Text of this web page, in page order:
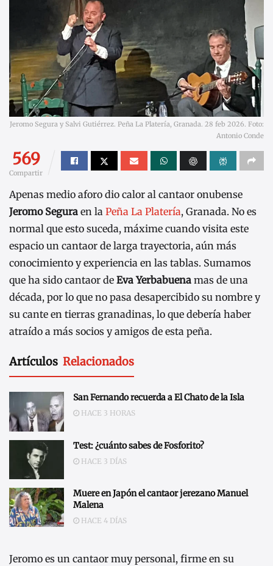
Jeromo Segura y Salvi Gutiérrez. Peña La Platería, Granada. 28 feb 2026. Foto:
Antonio Conde
569
Compartir
Apenas medio aforo dio calor al cantaor onubense
Jeromo Segura en la Peña La Platería, Granada. No es
normal que esto suceda, máxime cuando visita este
espacio un cantaor de larga trayectoria, aún más
conocimiento y experiencia en las tablas. Sumamos
que ha sido cantaor de Eva Yerbabuena mas de una
década, por lo que no pasa desapercibido su nombre y
su cante en tierras granadinas, lo que debería haber
atraído a más socios y amigos de esta peña.
Artículos Relacionados
San Fernando recuerda a El Chato de la Isla
HACE 3 HORAS
Test: ¿cuánto sabes de Fosforito?
HACE 3 DÍAS
Muere en Japón el cantaor jerezano Manuel
Malena
HACE 4 DÍAS
Jeromo es un cantaor muy personal, firme en su